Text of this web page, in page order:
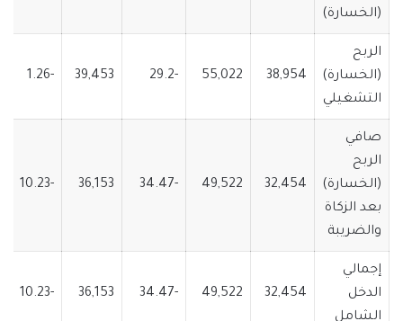
(الخسارة)
الربح
(الخسارة)
التشغيلي
38,954
55,022
-29.2
39,453
-1.26
صافي
الربح
(الخسارة)
بعد الزكاة
والضريبة
32,454
49,522
-34.47
36,153
-10.23
إجمالي
الدخل
الشامل
32,454
49,522
-34.47
36,153
-10.23